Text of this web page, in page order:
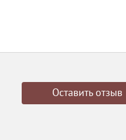
Оставить отзыв